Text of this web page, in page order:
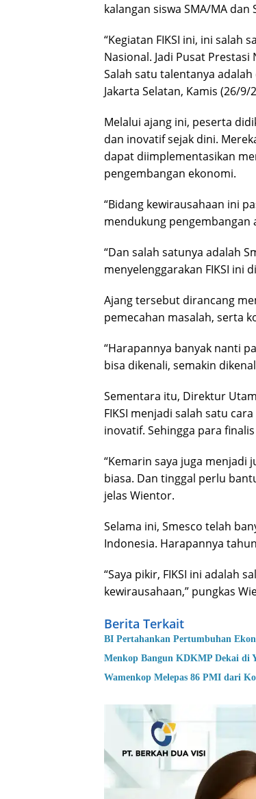
kalangan siswa SMA/MA
“Kegiatan FIKSI ini, ini salah
Nasional. Jadi Pusat
Salah satu talentanya
Jakarta Selatan, Kamis (26/9/
Melalui ajang ini, peserta
dan inovatif sejak dini.
dapat diimplementasikan
pengembangan ekonomi.
“Bidang kewirausahaan ini
mendukung pengembangan
“Dan salah satunya adalah
menyelenggarakan FIKSI ini
Ajang tersebut dirancang
pemecahan masalah, serta
“Harapannya banyak nanti
bisa dikenali, semakin
Sementara itu, Direktur
FIKSI menjadi salah satu
inovatif. Sehingga para
“Kemarin saya juga menjadi
biasa. Dan tinggal perlu
jelas Wientor.
Selama ini, Smesco telah
Indonesia. Harapannya
“Saya pikir, FIKSI ini adalah
kewirausahaan,” pungkas
Berita Terkait
BI Pertahankan Pertumbuhan
Menkop Bangun KDKMP Dekai di
Wamenkop Melepas 86 PMI dari